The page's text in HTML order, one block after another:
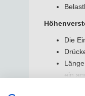
Die
ein
Einstellen